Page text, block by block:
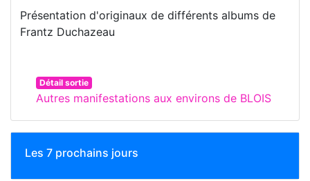
Présentation d'originaux de différents albums de
Frantz Duchazeau
Détail sortie
Autres manifestations aux environs de BLOIS
Les 7 prochains jours